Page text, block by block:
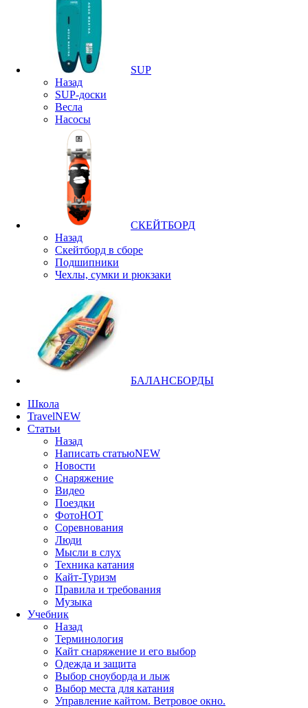
SUP
Назад
SUP-доски
Весла
Насосы
СКЕЙТБОРД
Назад
Скейтборд в сборе
Подшипники
Чехлы, сумки и рюкзаки
БАЛАНСБОРДЫ
Школа
TravelNEW
Статьи
Назад
Написать статьюNEW
Новости
Снаряжение
Видео
Поездки
ФотоHOT
Соревнования
Люди
Мысли в слух
Техника катания
Кайт-Туризм
Правила и требования
Музыка
Учебник
Назад
Терминология
Кайт снаряжение и его выбор
Одежда и защита
Выбор сноуборда и лыж
Выбор места для катания
Управление кайтом. Ветровое окно.